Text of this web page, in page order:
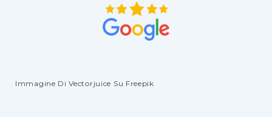
Immagine Di Vectorjuice Su Freepik